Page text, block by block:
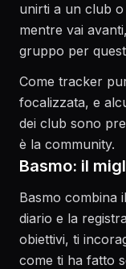
unirti a un club
mentre vai
gruppo per
Come tracker
focalizzata, e
dei club sono
è la community.
Basmo: il
Basmo combina
diario e la
obiettivi, ti
come ti ha fatto